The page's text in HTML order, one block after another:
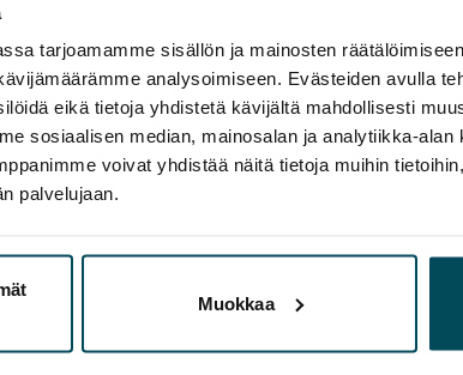
tarjoamamme sisällön ja mainosten
analysoimiseen. Evästeiden avulla
eikä tietoja yhdistetä kävijältä mahdollisesti
sosiaalisen median, mainosalan ja analytiikka-alan
voivat yhdistää näitä tietoja muihin
palvelujaan.
Muokkaa
Vuosaari Aurinkolahti